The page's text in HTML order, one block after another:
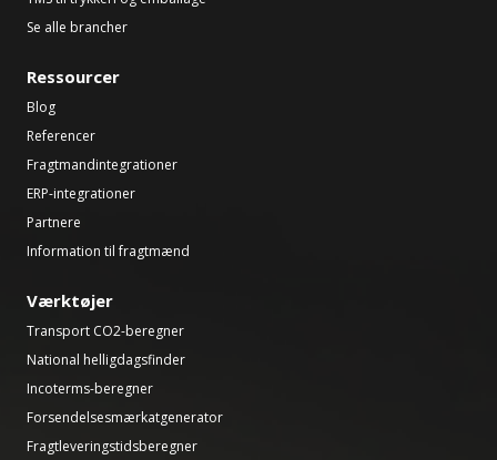
Se alle brancher
Ressourcer
Blog
Referencer
Fragtmandintegrationer
ERP-integrationer
Partnere
Information til fragtmænd
Værktøjer
Transport CO2-beregner
National helligdagsfinder
Incoterms-beregner
Forsendelsesmærkatgenerator
Fragtleveringstidsberegner